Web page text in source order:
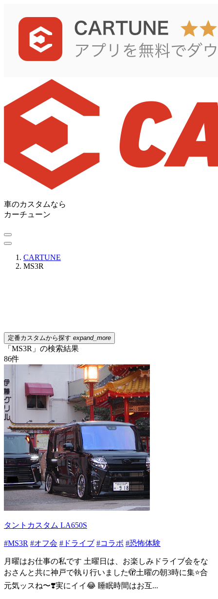
車のカスタムなら
カーチューン
CARTUNE
MS3R
定番カスタムから探す expand_more
「MS3R」の検索結果
86件
タントカスタム LA650S
#MS3R #オフ会 #ドライブ #コラボ #恐怖体験
月曜はお仕事の私です 土曜日は、お楽しみドライブ会をな
おさんと共に神戸で執り行いました🫣土曜の朝3時に集⭐️合
元気ッスね〜❣️実にイイ😂 睡眠時間はお互...